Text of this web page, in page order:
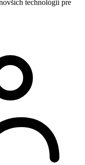
technológií pre